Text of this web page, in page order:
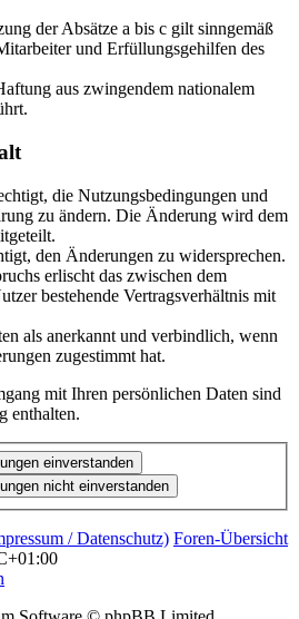
der Absätze a bis c gilt sinngemäß
und Erfüllungsgehilfen des
aus zwingendem nationalem
die Nutzungsbedingungen und
zu ändern. Die Änderung wird dem
den Änderungen zu widersprechen.
erlischt das zwischen dem
bestehende Vertragsverhältnis mit
als anerkannt und verbindlich, wenn
zugestimmt hat.
mit Ihren persönlichen Daten sind
enthalten.
/ Datenschutz) Foren-Übersicht